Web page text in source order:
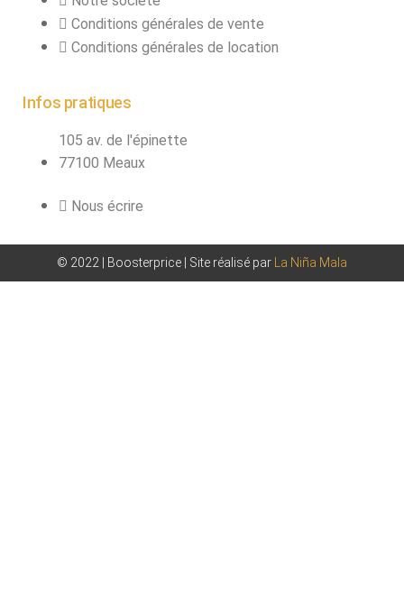
Conditions générales de vente
Conditions générales de location
Infos pratiques
105 av. de l'épinette
77100 Meaux
Nous écrire
© 2022 | Boosterprice | Site réalisé par La Niña Mala